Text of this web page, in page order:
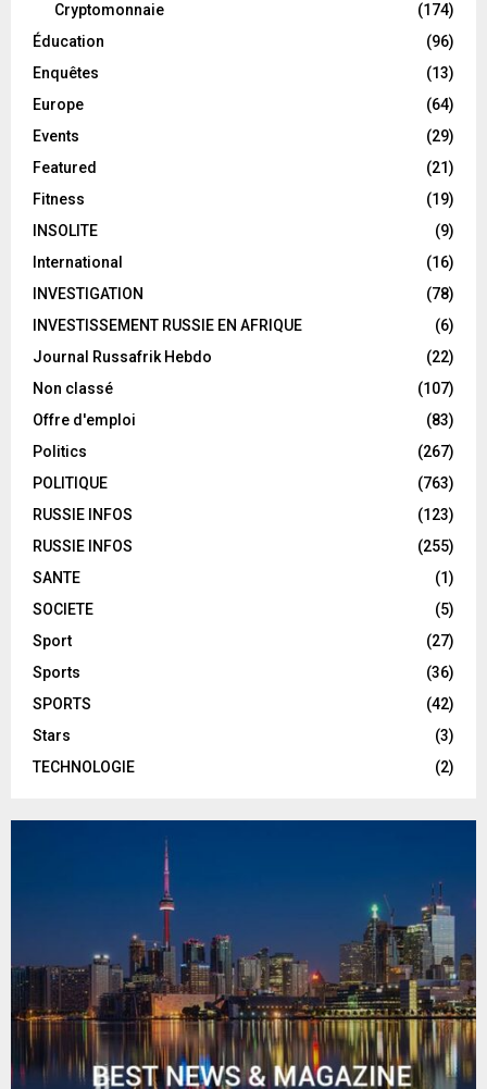
Cryptomonnaie
(174)
Éducation
(96)
Enquêtes
(13)
Europe
(64)
Events
(29)
Featured
(21)
Fitness
(19)
INSOLITE
(9)
International
(16)
INVESTIGATION
(78)
INVESTISSEMENT RUSSIE EN AFRIQUE
(6)
Journal Russafrik Hebdo
(22)
Non classé
(107)
Offre d'emploi
(83)
Politics
(267)
POLITIQUE
(763)
RUSSIE INFOS
(123)
RUSSIE INFOS
(255)
SANTE
(1)
SOCIETE
(5)
Sport
(27)
Sports
(36)
SPORTS
(42)
Stars
(3)
TECHNOLOGIE
(2)